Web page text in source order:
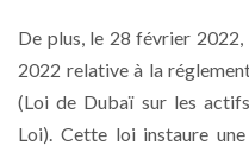
De plus, le 28 février
2022 relative à la
(Loi de Dubaï sur les
Loi). Cette loi instaure